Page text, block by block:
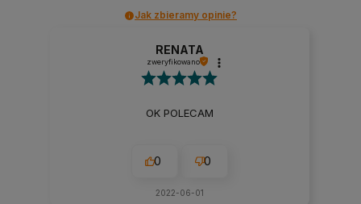
Jak zbieramy opinie?
RENATA
zweryfikowano
OK POLECAM
0 0
2022-06-01